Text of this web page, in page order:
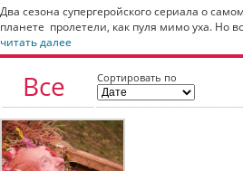
Два сезона супергеройского сериала о
планете пролетели, как пуля мимо уха. Но
читать далее
Все
статьи
Сортировать по